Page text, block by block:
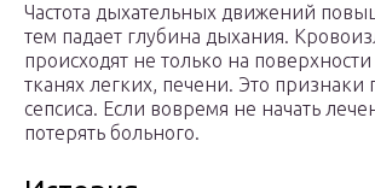
Частота дыхательных движений
тем падает глубина дыхания.
происходят не только на
тканях легких, печени. Это признаки
сепсиса. Если вовремя не начать
потерять больного.